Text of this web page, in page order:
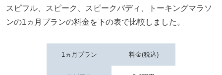
スピフル、スピーク、スピークバディ、トーキングマラソ
ンの1ヵ月プランの料金を下の表で比較しました。
1ヵ月プラン 料金(税込)